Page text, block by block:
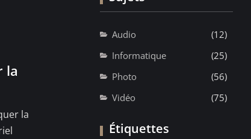
la
la
Audio
(12)
Informatique
(25)
Photo
(56)
Vidéo
(75)
Étiquettes